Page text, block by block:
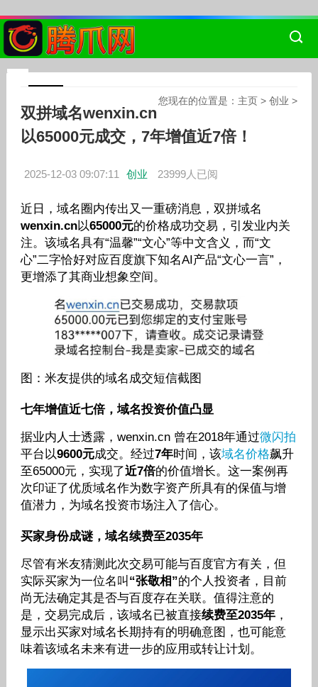
您现在的位置是： 主页 >创业 >
双拼域名wenxin.cn
以65000元成交，7年增值近7倍！
2025-12-03 09:07:11 创业 23999人已阅
近日，域名圈内传出又一重磅消息，双拼域名
wenxin.cn以65000元的价格成功交易，引发业内关
注。该域名具有“温馨”“文心”等中文含义，而“文
心”二字恰好对应百度旗下知名AI产品“文心一言”，
更增添了其商业想象空间。
图：米友提供的域名成交短信截图
七年增值近七倍，域名投资价值凸显
据业内人士透露，wenxin.cn 曾在2018年通过微闪拍
平台以9600元成交。经过7年时间，该域名价格飙升
至65000元，实现了近7倍的价值增长。这一案例再
次印证了优质域名作为数字资产所具有的保值与增
值潜力，为域名投资市场注入了信心。
买家身份成谜，域名续费至2035年
尽管有米友猜测此次交易可能与百度官方有关，但
实际买家为一位名叫 “张敬相”的个人投资者，目前
尚无法确定其是否与百度存在关联。值得注意的
是，交易完成后，该域名已被直接续费至2035年，
显示出买家对域名长期持有的明确意图，也可能意
味着该域名未来有进一步的应用或转让计划。